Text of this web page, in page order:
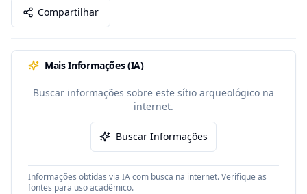
Compartilhar
Mais Informações (IA)
Buscar informações sobre este sítio arqueológico na
internet.
Buscar Informações
Informações obtidas via IA com busca na internet. Verifique as
fontes para uso acadêmico.